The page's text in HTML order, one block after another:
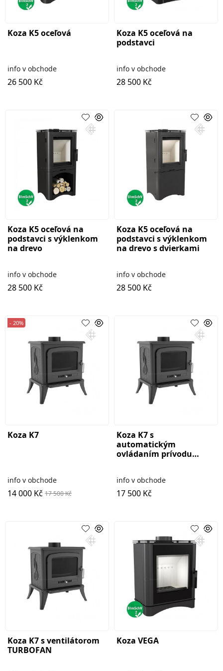
Koza K5 oceľová
info v obchode
26 500 Kč
Koza K5 oceľová na
podstavci
info v obchode
28 500 Kč
Koza K5 oceľová na
podstavci s výklenkom
na drevo
info v obchode
28 500 Kč
Koza K5 oceľová na
podstavci s výklenkom
na drevo s dvierkami
info v obchode
28 500 Kč
Koza K7
- 20%
info v obchode
14 000 Kč 17 500 Kč
Koza K7 s
automatickým
ovládaním prívodu
info v obchode
17 500 Kč
Koza K7 s ventilátorom
TURBOFAN
Koza VEGA